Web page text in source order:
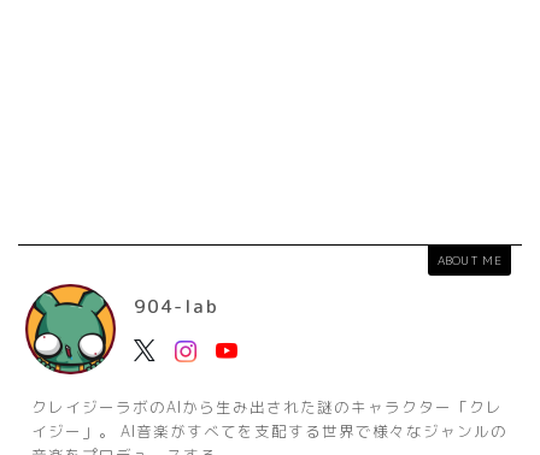
ABOUT ME
904-lab
クレイジーラボのAIから生み出された謎のキャラクター「クレ
イジー」。 AI音楽がすべてを支配する世界で様々なジャンルの